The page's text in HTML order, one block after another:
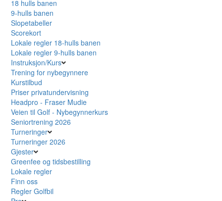
18 hulls banen
9-hulls banen
Slopetabeller
Scorekort
Lokale regler 18-hulls banen
Lokale regler 9-hulls banen
Instruksjon/Kurs
Trening for nybegynnere
Kurstilbud
Priser privatundervisning
Headpro - Fraser Mudie
Veien til Golf - Nybegynnerkurs
Seniortrening 2026
Turneringer
Turneringer 2026
Gjester
Greenfee og tidsbestilling
Lokale regler
Finn oss
Regler Golfbil